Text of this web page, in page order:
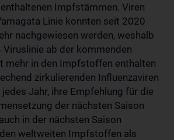
Impfstämmen. Viren
Linie konnten seit 2020
nachgewiesen werden, weshalb
Viruslinie ab der kommenden
mehr in den Impfstoffen enthalten
zirkulierenden Influenzaviren
jedes Jahr, ihre Empfehlung für die
der nächsten Saison
in der nächsten Saison
weltweiten Impfstoffen als